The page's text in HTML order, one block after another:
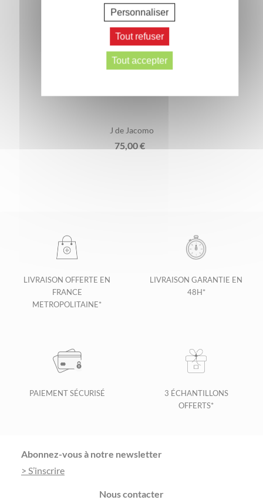
J de Jacomo
75,00€
LIVRAISON OFFERTE EN
FRANCE
METROPOLITAINE*
LIVRAISON GARANTIE EN
48H*
PAIEMENT SÉCURISÉ
3 ÉCHANTILLONS
OFFERTS*
Abonnez-vous à notre newsletter
> S’inscrire
Nous contacter
Personnaliser
Tout refuser
Tout accepter